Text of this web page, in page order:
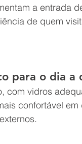
a entrada
de quem
para o dia a
com vidros
confortável